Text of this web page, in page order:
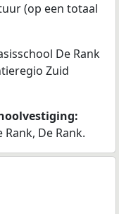
(op een totaal
De Rank
Zuid
Rank, De Rank.